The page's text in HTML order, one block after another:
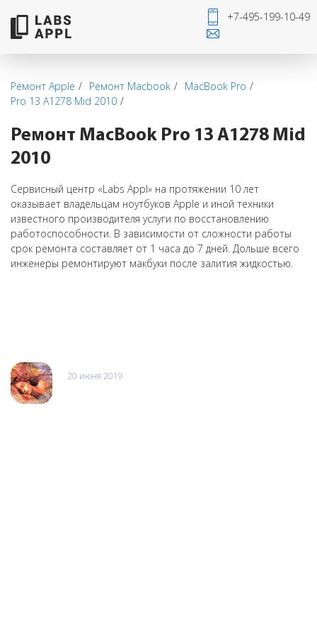
+7-495-199-10-49
Ремонт Apple Ремонт Macbook
MacBook Pro
Pro 13 А1278 Mid 2010
Ремонт MacBook Pro 13 А1278 Mid
2010
Сервисный центр «Labs Appl» на протяжении 10 лет
оказывает владельцам ноутбуков Apple и иной техники
известного производителя услуги по восстановлению
работоспособности. В зависимости от сложности работы
срок ремонта составляет от 1 часа до 7 дней. Дольше всего
инженеры ремонтируют макбуки после залития жидкостью.
20 июня 2019